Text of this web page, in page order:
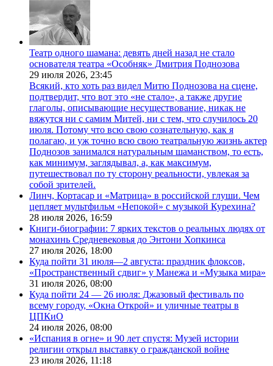
Театр одного шамана: девять дней назад не стало
основателя театра «Особняк» Дмитрия Поднозова
29 июля 2026, 23:45
Всякий, кто хоть раз видел Митю Поднозова на сцене,
подтвердит, что вот это «не стало», а также другие
глаголы, описывающие несуществование, никак не
вяжутся ни с самим Митей, ни с тем, что случилось 20
июля. Потому что всю свою сознательную, как я
полагаю, и уж точно всю свою театральную жизнь актер
Поднозов занимался натуральным шаманством, то есть,
как минимум, заглядывал, а, как максимум,
путешествовал по ту сторону реальности, увлекая за
собой зрителей.
Линч, Кортасар и «Матрица» в российской глуши. Чем
цепляет мультфильм «Непокой» с музыкой Курехина?
28 июля 2026, 16:59
Книги-биографии: 7 ярких текстов о реальных людях от
монахинь Средневековья до Энтони Хопкинса
27 июля 2026, 18:00
Куда пойти 31 июля—2 августа: праздник флоксов,
«Пространственный сдвиг» у Манежа и «Музыка мира»
31 июля 2026, 08:00
Куда пойти 24 — 26 июля: Джазовый фестиваль по
всему городу, «Окна Открой» и уличные театры в
ЦПКиО
24 июля 2026, 08:00
«Испания в огне» и 90 лет спустя: Музей истории
религии открыл выставку о гражданской войне
23 июля 2026, 11:18